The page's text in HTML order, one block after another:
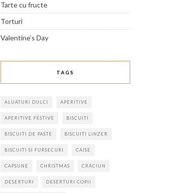
Tarte cu fructe
Torturi
Valentine’s Day
TAGS
ALUATURI DULCI APERITIVE
APERITIVE FESTIVE BISCUITI
BISCUITI DE PASTE BISCUITI LINZER
BISCUITI SI FURSECURI CAISE
CAPSUNE CHRISTMAS CRACIUN
DESERTURI DESERTURI COPII